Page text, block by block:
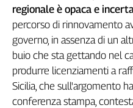
Italia
Internazionale
Culture
Filcams
Filctem
regionale è opaca e
percorso di rinnovamento
governo, in assenza di un
buio che sta gettando nel
produrre licenziamenti a
Sicilia, che sull'argomento
conferenza stampa,